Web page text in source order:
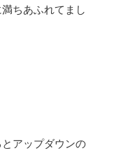
ちあふれてまし
アップダウンの